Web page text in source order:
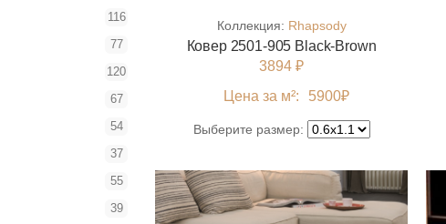
Коллекция: Rhapsody
Ковер 2501-905 Black-Brown
3894 ₽
Цена за м²:
5900₽
Выберите размер:
116
77
120
67
54
37
55
39